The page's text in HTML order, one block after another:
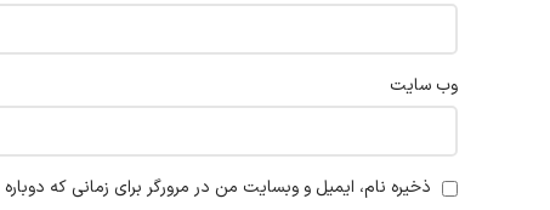
وب‌ سایت
ذخیره نام، ایمیل و وبسایت من در مرورگر برای زمانی که